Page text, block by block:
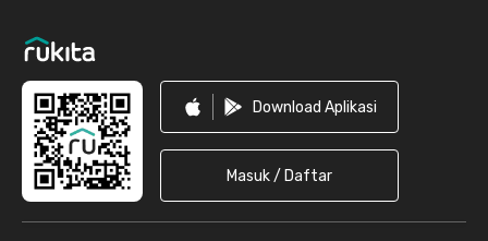
Download Aplikasi
Masuk / Daftar